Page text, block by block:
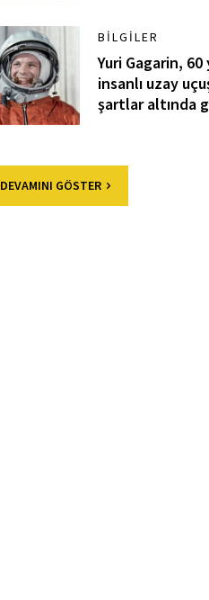
BILGILER
Yuri Gagarin,
insanlı uzay
şartlar altında
DEVAMINI GÖSTER